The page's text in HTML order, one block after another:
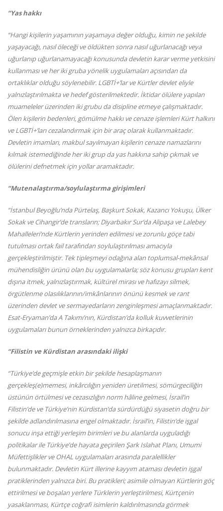
“Yas hakkı
“Hangi kişilerin yaşamının yaşamaya değer olduğu, kimin ne şekilde
yaşayacağı, nasıl öleceği ve öldükten sonra nasıl uğurlanacağı veya
uğurlanıp uğurlanamayacağı konusunda devletin karar verme yetkisini
kullanması ve her iki gruba yönelik uygulamaları açısından da
ortaklıklar olduğu söylenebilir. LGBTİ+’lar ve Kürtler devlet eliyle
yalnızlaştırılmakta ve hedef gösterilmektedir. İktidar ölülere yapılan
muameleler üzerinden iki grubu da disipline etmeye çalışmaktadır.
Ölen kişilerin bedenleri, gömülme hakkı ve cenaze işlemleri Kürt halkını
ve LGBTİ+’ları cezalandırmak için bir araç olarak kullanmaktadır.
Devletin imamları, makbul sayılmayan kişilerin cenaze namazlarını
kılmak istemediğinde her iki grup da yas hakkına sahip çıkmak ve
ölülerini defnetmek için yollar aramaktadır.
“Mutenalaştırma/soylulaştırma girişimleri
“İstanbul Beyoğlu’nda Pürtelaş, Başkurt Sokak, Kazancı Yokuşu, Ülker
Sokak ve Cihangir’de transların; Diyarbakır Sur’da Alipaşa ve Lalebey
Mahalleleri’nde Kürtlerin yerinden edilmesi ve zorunlu göçe tabi
tutulması ortak fail tarafından soylulaştırılması amacıyla
gerçekleştirilmiştir. Tek tipleşmeyi odağına alan toplumsal-mekânsal
mühendisliğin ürünü olan bu uygulamalarla; söz konusu grupları kent
dışına itmek, yalnızlaştırmak, kültürel mirası ve hafızayı silmek,
örgütlenme olasılıklarının/imkânlarının önünü kesmek ve rant
üzerinden devlet ve sermayedarların zenginleşmesi amaçlanmaktadır.
Esat-Eryaman’da A Takımı’nın, Kürdistan’da kolluk kuvvetlerinin
uygulamaları bunun örneklerinden yalnızca birkaçıdır.
“Filistin ve Kürdistan arasındaki ilişki
“Türkiye’de geçmişle etkin bir şekilde hesaplaşmanın
gerçekleş(e)memesi, inkârcılığın yeniden üretilmesi, sömürgeciliğin
üstünün örtülmesi ve cezasızlığın norm hâline gelmesi, İsrail’in
Filistin’de ve Türkiye’nin Kürdistan’da sürdürdüğü siyasetin doğru bir
şekilde adlandırılmasına engel olmaktadır. İsrail’in, Filistin’de işgal
sonucu inşa ettiği yerleşim birimleri ve bu alanlarda uyguladığı
politikalar ile Türkiye’de hayata geçirilen Şark Islahat Planı, Umumi
Müfettişlikler ve OHAL uygulamaları arasında paralellikler
bulunmaktadır. Devletin Kürt illerine kayyım ataması devletin işgal
pratiklerinden yalnızca biri. Bu pratikleri; asimile olmayan Kürtlerin göç
ettirilmesi ve boşalan yerlere Türklerin yerleştirilmesi, Kürtçenin
yasaklanması, Kürtçe coğrafi isimlerin kaldırılmasında görmek